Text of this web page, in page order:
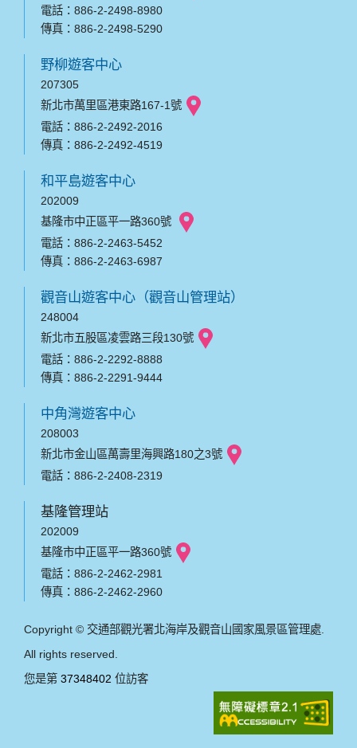
電話：886-2-2498-8980
傳真：886-2-2498-5290
野柳遊客中心
207305
新北市萬里區港東路167-1號
電話：886-2-2492-2016
傳真：886-2-2492-4519
和平島遊客中心
202009
基隆市中正區平一路360號
電話：886-2-2463-5452
傳真：886-2-2463-6987
觀音山遊客中心（觀音山管理站）
248004
新北市五股區凌雲路三段130號
電話：886-2-2292-8888
傳真：886-2-2291-9444
中角灣遊客中心
208003
新北市金山區萬壽里海興路180之3號
電話：886-2-2408-2319
基隆管理站
202009
基隆市中正區平一路360號
電話：886-2-2462-2981
傳真：886-2-2462-2960
Copyright © 交通部觀光署北海岸及觀音山國家風景區管理處.
All rights reserved.
您是第 37348402 位訪客